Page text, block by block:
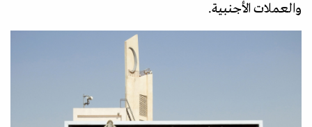
والعملات الأجنبية.